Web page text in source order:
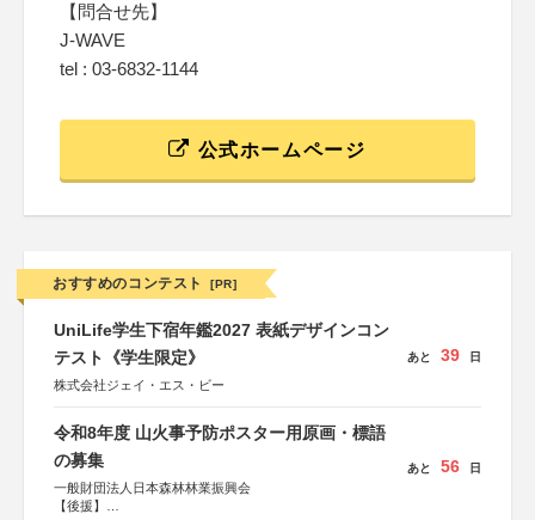
【問合せ先】
J-WAVE
tel : 03-6832-1144
公式ホームページ
おすすめのコンテスト [PR]
UniLife学生下宿年鑑2027 表紙デザインコン
テスト《学生限定》
株式会社ジェイ・エス・ビー
あと 39 日
令和8年度 山火事予防ポスター用原画・標語
の募集
一般財団法人日本森林林業振興会
【後援】
あと 56 日